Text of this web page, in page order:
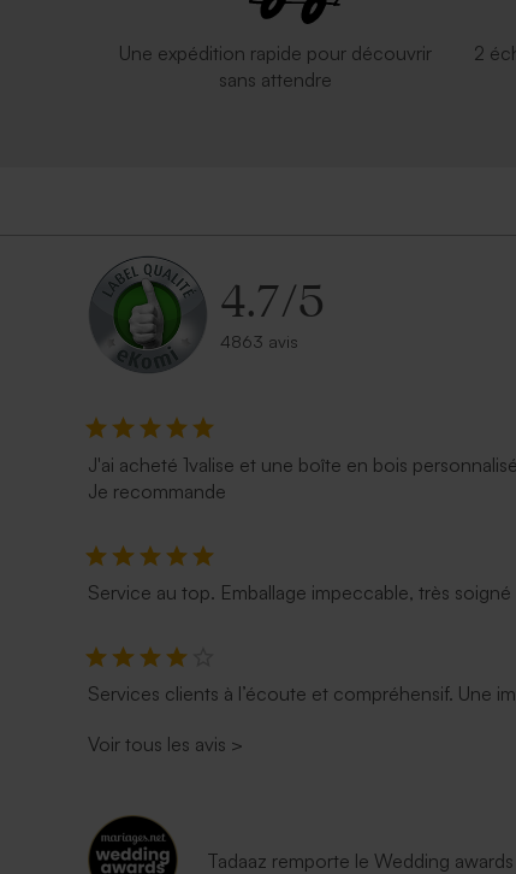
Une expédition rapide pour découvrir
sans attendre
2
4.7/5
4863 avis
J'ai acheté 1valise et une boîte en bois
Je recommande
Service au top. Emballage impeccable, très
Services clients à l’écoute et compréhensif. Une
Voir tous les avis >
Tadaaz remporte le Wedding